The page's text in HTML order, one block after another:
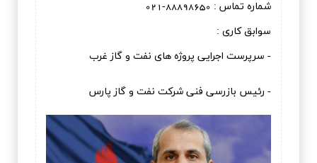
شماره تماس : 88898650-021
سوابق کاری :
- سرپرست اجرایی پروژه های نفت و گاز غرب
- رئیس بازرسی فنی شرکت نفت و گاز پارس